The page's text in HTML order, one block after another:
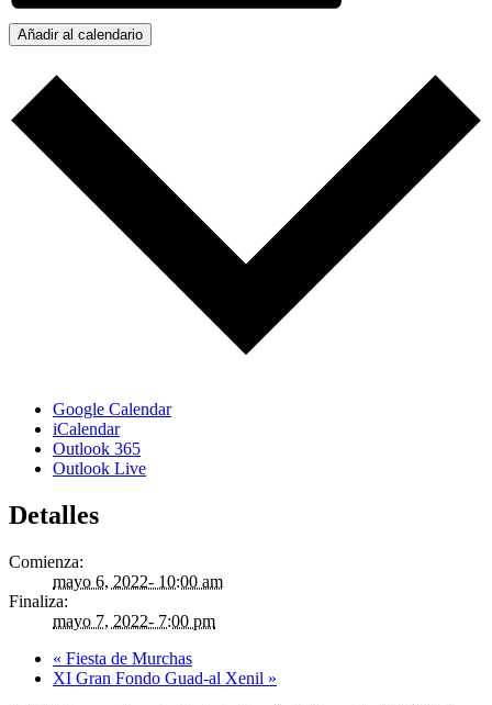
Añadir al calendario
Google Calendar
iCalendar
Outlook 365
Outlook Live
Detalles
Comienza:
mayo 6, 2022- 10:00 am
Finaliza:
mayo 7, 2022- 7:00 pm
« Fiesta de Murchas
XI Gran Fondo Guad-al Xenil »